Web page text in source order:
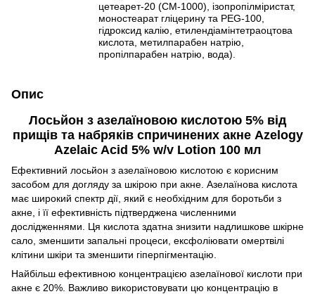
цетеарет-20 (CM-1000), ізопропілміристат,
моностеарат гліцерину та PEG-100,
гідроксид калію, етилендіамінтетраоцтова
кислота, метилпарабен натрію,
пропілпарабен натрію, вода).
Опис
Лосьйон з азелаїновою кислотою 5% від
прищів та набряків спричинених акне Azelogy
Azelaic Acid 5% w/v Lotion 100 мл
Ефективний лосьйон з азелаїновою кислотою є корисним
засобом для догляду за шкірою при акне. Азелаїнова кислота
має широкий спектр дії, який є необхідним для боротьби з
акне, і її ефективність підтверджена численними
дослідженнями. Ця кислота здатна знизити надлишкове шкірне
сало, зменшити запальні процеси, ексфоліювати омертвілі
клітини шкіри та зменшити гіперпігментацію.
Найбільш ефективною концентрацією азелаїнової кислоти при
акне є 20%. Важливо використовувати цю концентрацію в